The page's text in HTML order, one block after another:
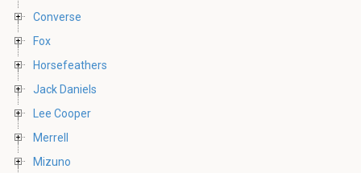
Converse
Fox
Horsefeathers
Jack Daniels
Lee Cooper
Merrell
Mizuno